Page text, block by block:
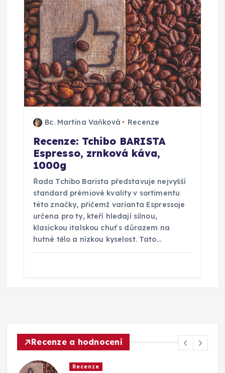
Bc. Martina Vaňková Recenze
Recenze: Tchibo BARISTA
Espresso, zrnková káva,
1000g
Řada Tchibo Barista představuje nejvyšší
standard prémiové kvality v sortimentu
této značky, přičemž varianta Espressoje
určena pro ty, kteří hledají silnou,
klasickou italskou chuť s důrazem na
hutné tělo a nízkou kyselost. Tato…
Recenze a hodnocení
Recenze